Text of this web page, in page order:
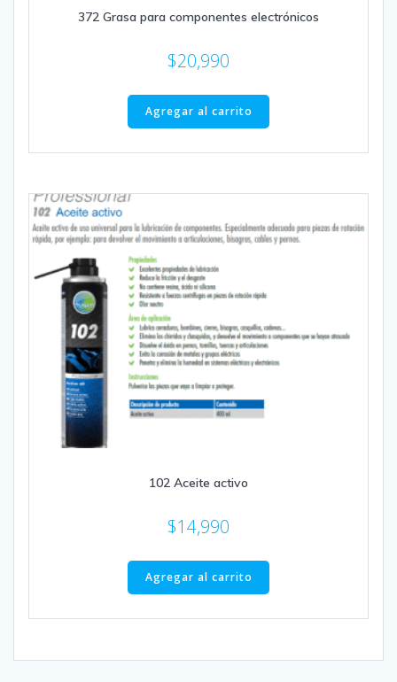
372 Grasa para componentes electrónicos
$20,990
Agregar al carrito
102 Aceite activo
$14,990
Agregar al carrito